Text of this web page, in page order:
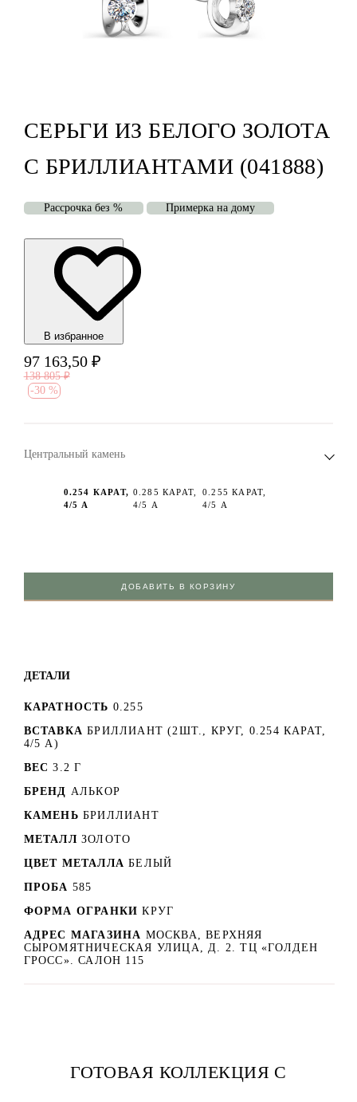
СЕРЬГИ ИЗ БЕЛОГО ЗОЛОТА
С БРИЛЛИАНТАМИ (041888)
Рассрочка без % Примерка на дому
В избранноe
97 163,50 ₽
138 805 ₽
-30 %
Центральный камень
0.254 КАРАТ,
4/5 А
0.285 КАРАТ,
4/5 А
0.255 КАРАТ,
4/5 А
ДОБАВИТЬ В КОРЗИНУ
ДЕТАЛИ
КАРАТНОСТЬ 0.255
ВСТАВКА БРИЛЛИАНТ (2ШТ., КРУГ, 0.254 КАРАТ,
4/5 А)
ВЕС 3.2 Г
БРЕНД АЛЬКОР
КАМЕНЬ БРИЛЛИАНТ
МЕТАЛЛ ЗОЛОТО
ЦВЕТ МЕТАЛЛА БЕЛЫЙ
ПРОБА 585
ФОРМА ОГРАНКИ КРУГ
АДРЕС МАГАЗИНА МОСКВА, ВЕРХНЯЯ
СЫРОМЯТНИЧЕСКАЯ УЛИЦА, Д. 2. ТЦ «ГОЛДЕН
ГРОСС». САЛОН 115
ГОТОВАЯ КОЛЛЕКЦИЯ С